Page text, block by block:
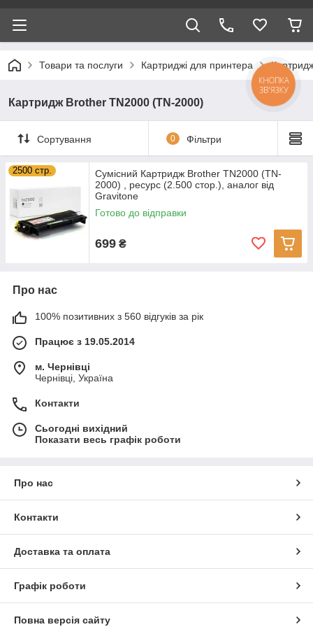
Товари та послуги Картриджі для принтера
Картридж Brother TN2000 (TN-2000)
Сортування 0 Фільтри
2500 стр.
Сумісний Картридж Brother TN2000 (TN-
2000) , ресурс (2.500 стор.), аналог від
Gravitone
Готово до відправки
699 ₴
Про нас
100% позитивних з 560 відгуків за рік
Працює з 19.05.2014
м. Чернівці
Чернівці, Україна
Контакти
Сьогодні вихідний
Показати весь графік роботи
Про нас
Контакти
Доставка та оплата
Графік роботи
Повна версія сайту
КНОПКА
ЗВ'ЯЗКУ